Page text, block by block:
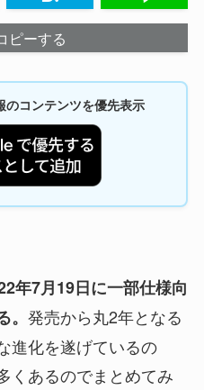
ピーする
コンテンツを優先表示
年7月19日に一部仕様向
発売から丸2年となる
進化を遂げているの
くあるのでまとめてみ